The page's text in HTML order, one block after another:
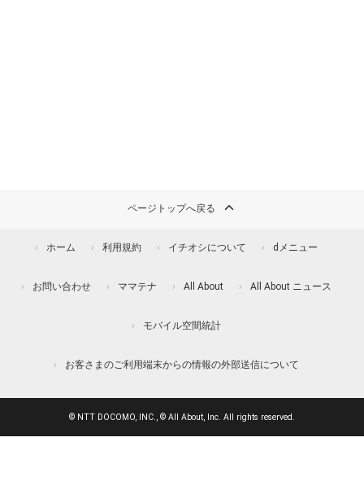
ページトップへ戻る
ホーム 利用規約 イチオシについて dメニュー
お問い合わせ ママテナ All About All About ニュース
モバイル空間統計
お客さまのご利用端末からの情報の外部送信について
© NTT DOCOMO, INC., © All About, Inc. All rights reserved.